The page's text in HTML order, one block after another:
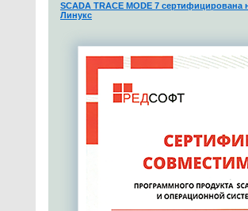
SCADA TRACE MODE 7
Линукс